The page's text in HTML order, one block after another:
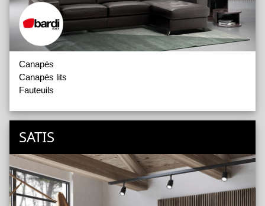
Canapés
Canapés lits
Fauteuils
SATIS